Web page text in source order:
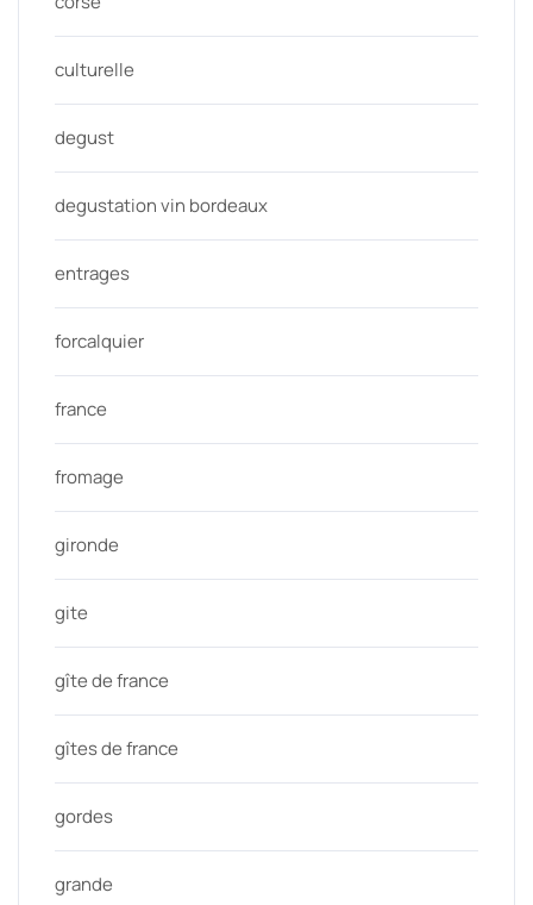
culturelle
degust
degustation vin bordeaux
entrages
forcalquier
france
fromage
gironde
gite
gîte de france
gîtes de france
gordes
grande